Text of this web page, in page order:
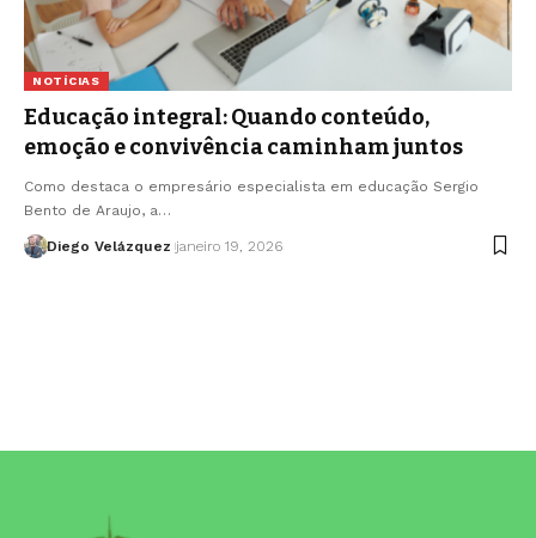
NOTÍCIAS
Educação integral: Quando conteúdo,
emoção e convivência caminham juntos
Como destaca o empresário especialista em educação Sergio
Bento de Araujo, a…
Diego Velázquez janeiro 19, 2026